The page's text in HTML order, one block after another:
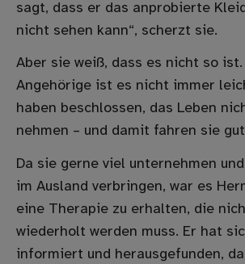
sagt, dass er das anprobierte
nicht sehen kann“, scherzt sie.
Aber sie weiß, dass es nicht so ist.
Angehörige ist es nicht immer
haben beschlossen, das Leben
nehmen – und damit fahren sie
Da sie gerne viel unternehmen
im Ausland verbringen, war es
eine Therapie zu erhalten, die
wiederholt werden muss. Er hat
informiert und herausgefunden,